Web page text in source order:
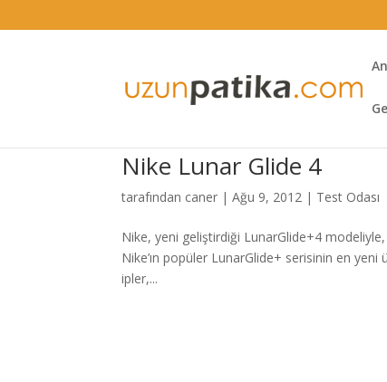
Nike Lunar Glide 4
tarafından caner |Ağu 9, 2012 | Test Odası
Nike, yeni geliştirdiği LunarGlide+4
Nike’ın popüler LunarGlide+ serisinin en yeni
ipler,...